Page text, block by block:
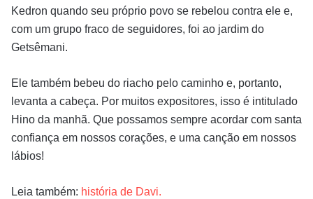
Kedron quando seu próprio povo se rebelou contra ele e,
com um grupo fraco de seguidores, foi ao jardim do
Getsêmani.
Ele também bebeu do riacho pelo caminho e, portanto,
levanta a cabeça. Por muitos expositores, isso é intitulado
Hino da manhã. Que possamos sempre acordar com santa
confiança em nossos corações, e uma canção em nossos
lábios!
Leia também: história de Davi.